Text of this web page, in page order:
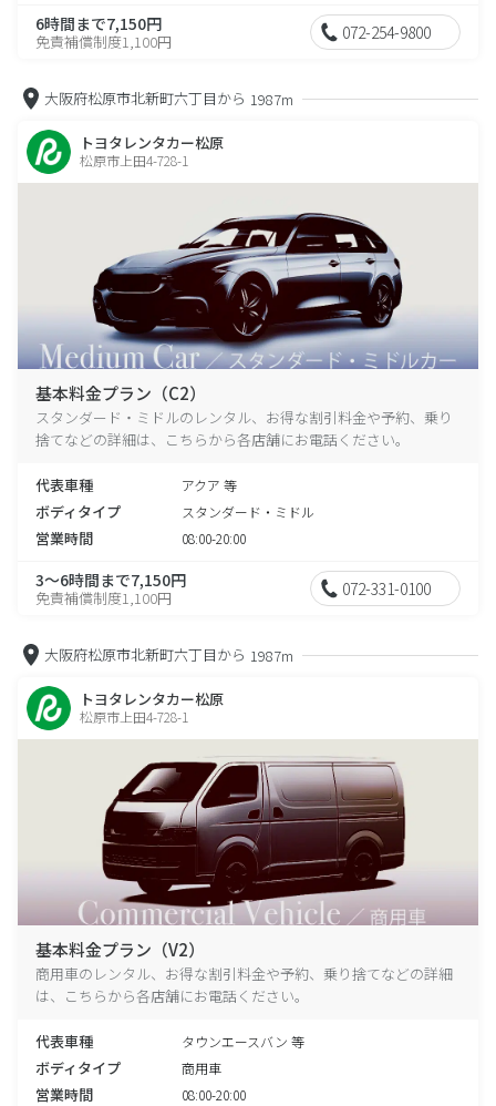
6時間まで7,150円
免責補償制度1,100円 072-254-9800
大阪府松原市北新町六丁目から 1987m
トヨタレンタカー松原
松原市上田4-728-1
基本料金プラン（C2）
スタンダード・ミドルのレンタル、お得な割引料金や予約、乗り
捨てなどの詳細は、こちらから各店舗にお電話ください。
代表車種 アクア 等
ボディタイプ スタンダード・ミドル
営業時間 08:00-20:00
3～6時間まで7,150円
免責補償制度1,100円 072-331-0100
大阪府松原市北新町六丁目から 1987m
トヨタレンタカー松原
松原市上田4-728-1
基本料金プラン（V2）
商用車のレンタル、お得な割引料金や予約、乗り捨てなどの詳細
は、こちらから各店舗にお電話ください。
代表車種 タウンエースバン 等
ボディタイプ 商用車
営業時間 08:00-20:00